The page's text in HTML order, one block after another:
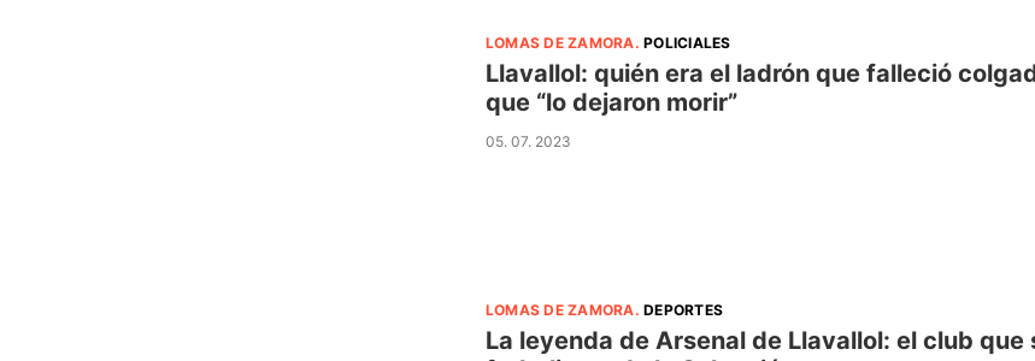
LOMAS DE ZAMORA.POLICIALES
Llavallol: quién era el ladrón que falleció
que “lo dejaron morir”
05. 07. 2023
LOMAS DE ZAMORA.DEPORTES
La leyenda de Arsenal de Llavallol: el club